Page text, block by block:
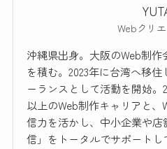
Webクリ
沖縄県出身。大阪のWeb制
を積む。2023年に台湾へ移
ーランスとして活動を開始
以上のWeb制作キャリアと
信力を活かし、中小企業や
信」をトータルでサポートし